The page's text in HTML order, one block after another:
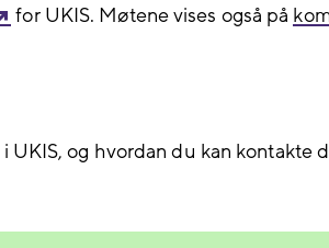
for UKIS. Møtene vises også på
UKIS, og hvordan du kan kontakte